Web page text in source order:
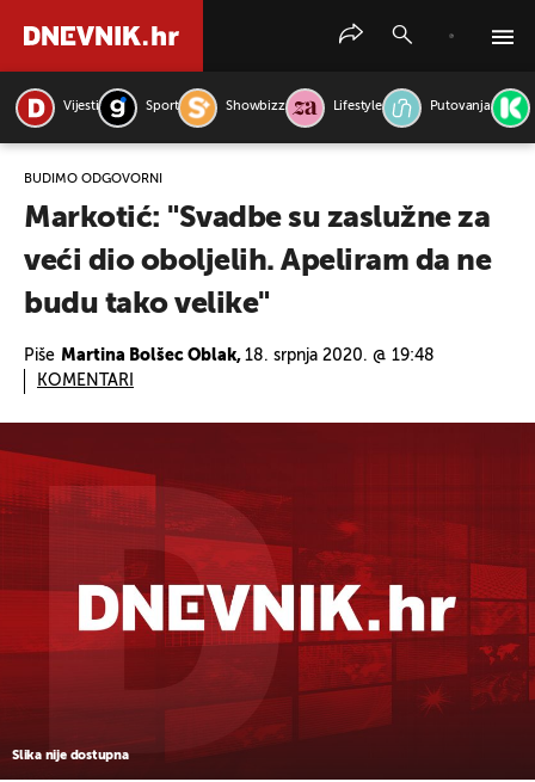
Vijesti Sport Showbizz Lifestyle Putovanja
BUDIMO ODGOVORNI
Markotić: "Svadbe su zaslužne za
veći dio oboljelih. Apeliram da ne
budu tako velike"
Piše Martina Bolšec Oblak, 18. srpnja 2020. @ 19:48
KOMENTARI
Slika nije dostupna
PRETRAŽITE VIJESTI